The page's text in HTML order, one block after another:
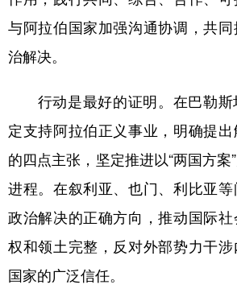
与阿拉伯国家加强沟通协调，共
治解决。
行动是最好的证明。在巴勒斯
定支持阿拉伯正义事业，明确提
的四点主张，坚定推进以“两国方案
进程。在叙利亚、也门、利比亚
政治解决的正确方向，推动国际
权和领土完整，反对外部势力干
国家的广泛信任。